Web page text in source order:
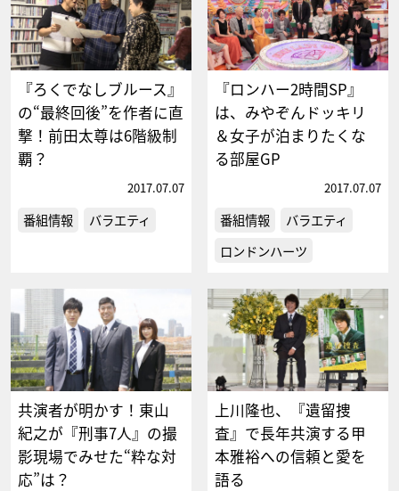
『ろくでなしブルース』
の“最終回後”を作者に直
撃！前田太尊は6階級制
覇？
2017.07.07
番組情報 バラエティ
『ロンハー2時間SP』
は、みやぞんドッキリ
＆女子が泊まりたくな
る部屋GP
2017.07.07
番組情報
バラエティ
ロンドンハーツ
共演者が明かす！東山
紀之が『刑事7人』の撮
影現場でみせた“粋な対
応”は？
上川隆也、『遺留捜
査』で長年共演する甲
本雅裕への信頼と愛を
語る